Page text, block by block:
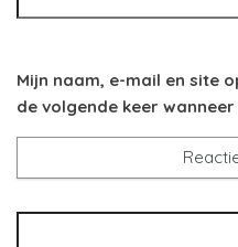
Mijn naam, e-mail en site
de volgende keer